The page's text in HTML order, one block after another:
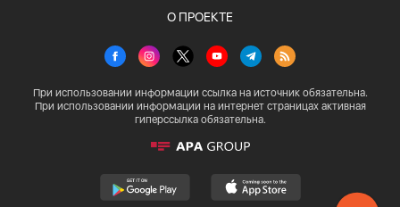
О ПРОЕКТЕ
При использовании информации ссылка на источник обязательна.
При использовании информации на интернет страницах активная
гиперссылка обязательна.